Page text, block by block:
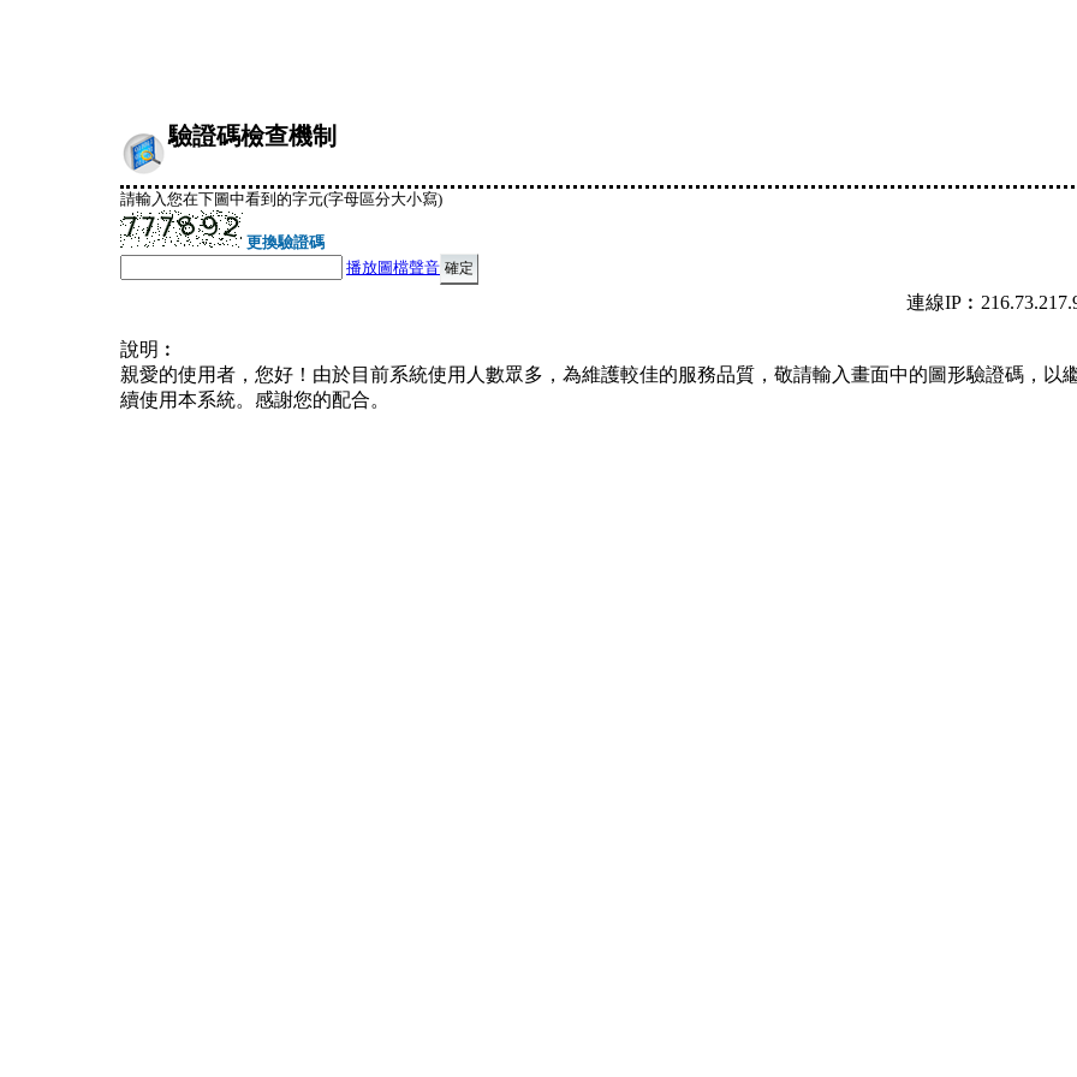
驗證碼檢查機制
請輸入您在下圖中看到的字元(字母區分大小寫)
更換驗證碼
播放圖檔聲音
連線
說明︰
親愛的使用者，您好！由於目前系統使用人數眾多，為維護較佳的服務品質，敬請輸入畫面中的圖形驗證碼，以
續使用本系統。感謝您的配合。